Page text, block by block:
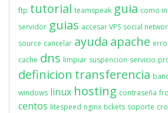
ftp tutorial teamspeak guia como
servidor guias accesar VPS social
source cancelar ayuda apache
cache dns limpiar suspencion servicio
definicion transferencia
windows linux hosting contraseña
centos litespeed nginx tickets soporte